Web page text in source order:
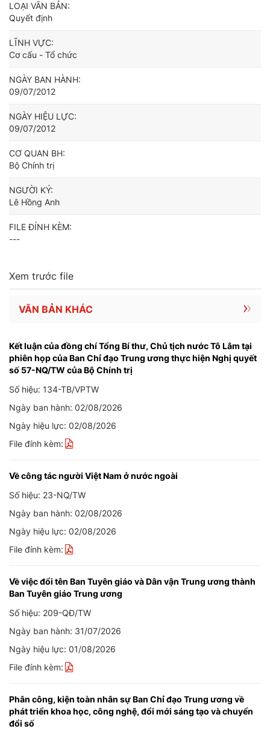
LOẠI VĂN BẢN:
Quyết định
LĨNH VỰC:
Cơ cấu - Tổ chức
NGÀY BAN HÀNH:
09/07/2012
NGÀY HIỆU LỰC:
09/07/2012
CƠ QUAN BH:
Bộ Chính trị
NGƯỜI KÝ:
Lê Hồng Anh
FILE ĐÍNH KÈM:
---
Xem trước file
VĂN BẢN KHÁC
Kết luận của đồng chí Tổng Bí thư, Chủ tịch nước Tô Lâm tại
phiên họp của Ban Chỉ đạo Trung ương thực hiện Nghị quyết
số 57-NQ/TW của Bộ Chính trị
Số hiệu: 134-TB/VPTW
Ngày ban hành: 02/08/2026
Ngày hiệu lực: 02/08/2026
File đính kèm:
Về công tác người Việt Nam ở nước ngoài
Số hiệu: 23-NQ/TW
Ngày ban hành: 02/08/2026
Ngày hiệu lực: 02/08/2026
File đính kèm:
Về việc đổi tên Ban Tuyên giáo và Dân vận Trung ương thành
Ban Tuyên giáo Trung ương
Số hiệu: 209-QĐ/TW
Ngày ban hành: 31/07/2026
Ngày hiệu lực: 01/08/2026
File đính kèm:
Phân công, kiện toàn nhân sự Ban Chỉ đạo Trung ương về
phát triển khoa học, công nghệ, đổi mới sáng tạo và chuyển
đổi số